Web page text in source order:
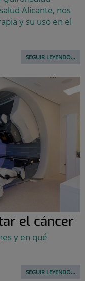
Alicante, nos
y su uso en el
SEGUIR LEYENDO...
el cáncer
y en qué
SEGUIR LEYENDO...